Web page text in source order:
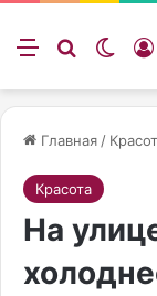
Меню Искать
Главная /
Красота
На